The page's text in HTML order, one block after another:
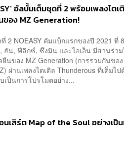
อัลบั้มเต็มชุดที่ 2 พร้อมเพลงไตเ
อง MZ Generation!
2 NOEASY คัมแบ็กแรกของปี 2021 ที่
น, ฟีลิกซ์, ซึงมิน และไอเอ็น มีส่วนร่วม
ยืนของ MZ Generation (การรวมกันของ
ผ่านเพลงไตเติล Thunderous ที่เต็มไ
ป็นการโปรโมตอย่าง...
นเสิร์ต Map of the Soul อย่างเป็